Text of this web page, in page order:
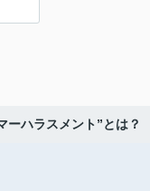
ーハラスメント”とは？